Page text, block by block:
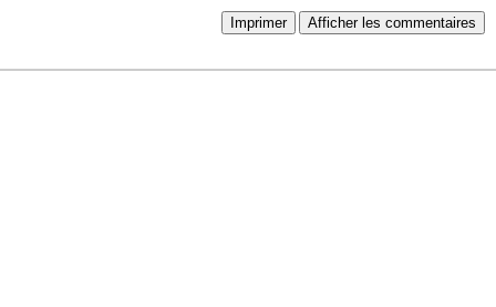
Imprimer Afficher les commentaires